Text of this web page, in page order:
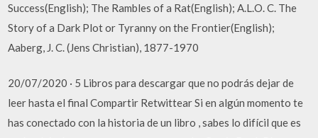
Success(English); The Rambles of a Rat(English); A.L.O. C. The
Story of a Dark Plot or Tyranny on the Frontier(English);
Aaberg, J. C. (Jens Christian), 1877-1970
20/07/2020 · 5 Libros para descargar que no podrás dejar de
leer hasta el final Compartir Retwittear Si en algún momento te
has conectado con la historia de un libro , sabes lo difícil que es